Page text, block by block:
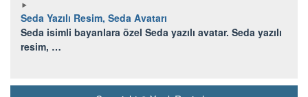
Seda Yazılı Resim, Seda Avatarı
Seda isimli bayanlara özel Seda yazılı avatar. Seda yazılı
resim, …